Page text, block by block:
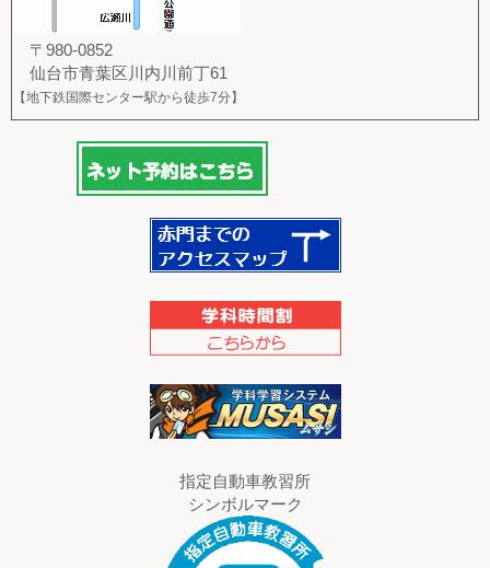
〒980-0852
仙台市青葉区川内川前丁61
【地下鉄国際センター駅から徒歩7分】
指定自動車教習所
シンボルマーク